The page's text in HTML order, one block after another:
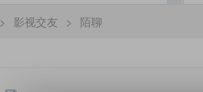
> 影视交友 > 陌聊